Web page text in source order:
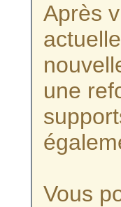
Après
une
Vous